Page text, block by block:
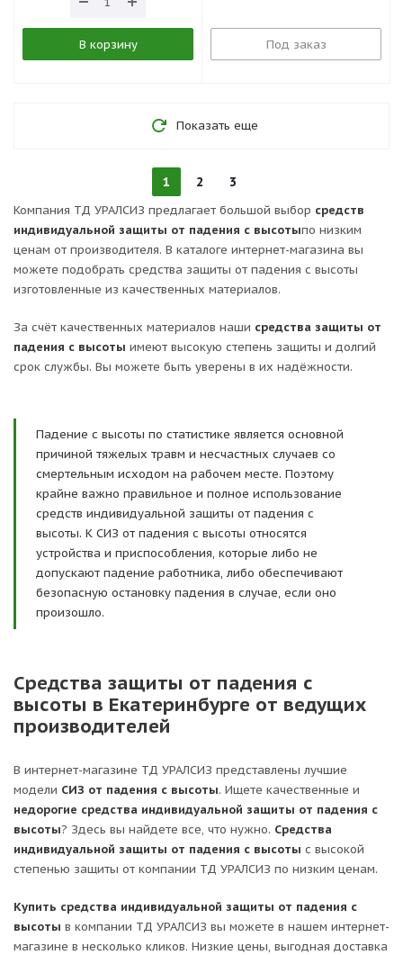
В корзину Под заказ
Показать еще
1 2 3
Компания ТД УРАЛСИЗ предлагает большой выбор средств
индивидуальной защиты от падения с высотыпо низким
ценам от производителя. В каталоге интернет-магазина вы
можете подобрать средства защиты от падения с высоты
изготовленные из качественных материалов.
За счёт качественных материалов наши средства защиты от
падения с высоты имеют высокую степень защиты и долгий
срок службы. Вы можете быть уверены в их надёжности.
Падение с высоты по статистике является основной
причиной тяжелых травм и несчастных случаев со
смертельным исходом на рабочем месте. Поэтому
крайне важно правильное и полное использование
средств индивидуальной защиты от падения с
высоты. К СИЗ от падения с высоты относятся
устройства и приспособления, которые либо не
допускают падение работника, либо обеспечивают
безопасную остановку падения в случае, если оно
произошло.
Средства защиты от падения с
высоты в Екатеринбурге от ведущих
производителей
В интернет-магазине ТД УРАЛСИЗ представлены лучшие
модели СИЗ от падения с высоты. Ищете качественные и
недорогие средства индивидуальной защиты от падения с
высоты? Здесь вы найдете все, что нужно. Средства
индивидуальной защиты от падения с высоты с высокой
степенью защиты от компании ТД УРАЛСИЗ по низким ценам.
Купить средства индивидуальной защиты от падения с
высоты в компании ТД УРАЛСИЗ вы можете в нашем интернет-
магазине в несколько кликов. Низкие цены, выгодная доставка